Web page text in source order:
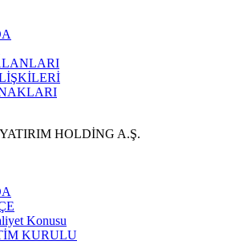
HOLDİNG A.Ş.
Konusu
KURULU